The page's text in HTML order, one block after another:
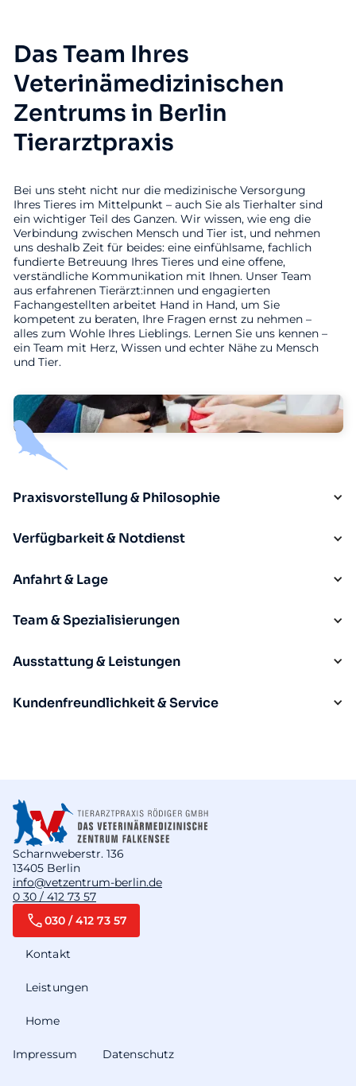
Das Team Ihres
Veterinämedizinischen
Zentrums in Berlin
Tierarztpraxis
Bei uns steht nicht nur die medizinische Versorgung
Ihres Tieres im Mittelpunkt – auch Sie als Tierhalter sind
ein wichtiger Teil des Ganzen. Wir wissen, wie eng die
Verbindung zwischen Mensch und Tier ist, und nehmen
uns deshalb Zeit für beides: eine einfühlsame, fachlich
fundierte Betreuung Ihres Tieres und eine offene,
verständliche Kommunikation mit Ihnen. Unser Team
aus erfahrenen Tierärzt:innen und engagierten
Fachangestellten arbeitet Hand in Hand, um Sie
kompetent zu beraten, Ihre Fragen ernst zu nehmen –
alles zum Wohle Ihres Lieblings. Lernen Sie uns kennen –
ein Team mit Herz, Wissen und echter Nähe zu Mensch
und Tier.
Praxisvorstellung & Philosophie
Verfügbarkeit & Notdienst
Anfahrt & Lage
Team & Spezialisierungen
Ausstattung & Leistungen
Kundenfreundlichkeit & Service
Scharnweberstr. 136
13405 Berlin
info@vetzentrum-berlin.de
0 30 / 412 73 57
Home
Leistungen
Kontakt
030 / 412 73 57
Impressum Datenschutz